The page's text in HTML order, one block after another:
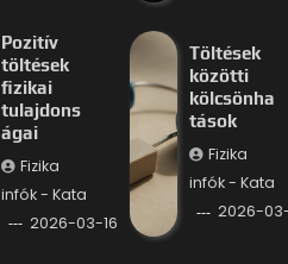
Pozitív
töltések
fizikai
tulajdons
ágai
Fizika
infók - Kata
2026-03-16
Töltések
közötti
kölcsönha
tások
Fizika
infók - Kata
2026-